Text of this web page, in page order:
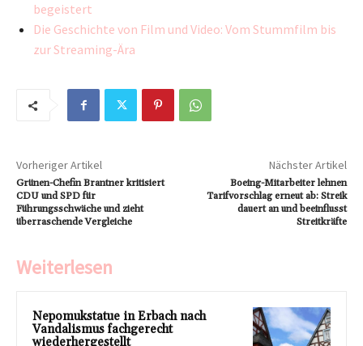
begeistert
Die Geschichte von Film und Video: Vom Stummfilm bis
zur Streaming-Ära
Vorheriger Artikel
Grünen-Chefin Brantner kritisiert
CDU und SPD für
Führungsschwäche und zieht
überraschende Vergleiche
Nächster Artikel
Boeing-Mitarbeiter lehnen
Tarifvorschlag erneut ab: Streik
dauert an und beeinflusst
Streitkräfte
Weiterlesen
Nepomukstatue in Erbach nach
Vandalismus fachgerecht
wiederhergestellt